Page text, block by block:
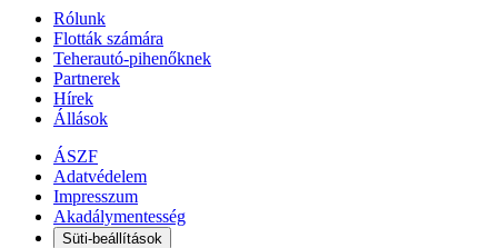
Rólunk
Flották számára
Teherautó-pihenőknek
Partnerek
Hírek
Állások
ÁSZF
Adatvédelem
Impresszum
Akadálymentesség
Süti-beállítások